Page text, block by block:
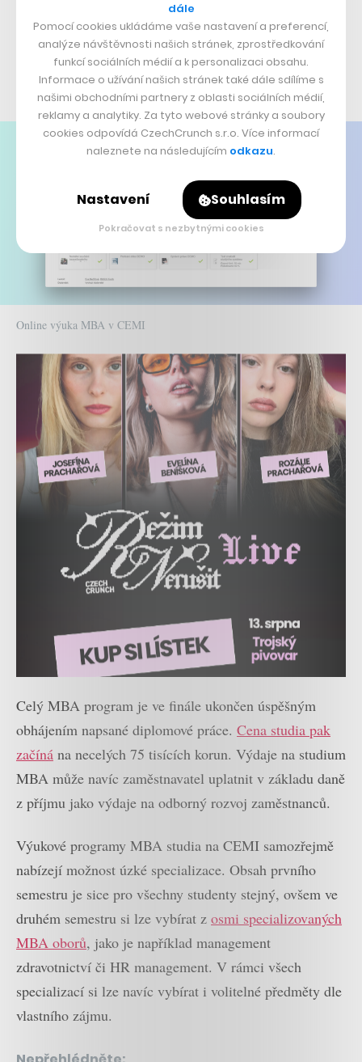
modulů. A to v rámci e-learningového prostředí
systému iTutor, který se pro studenta stává jakousi
online školní budovou, kam dochází, aby splnil veškeré
studijní povinnosti.
Online výuka MBA v CEMI
Celý MBA program je ve finále ukončen úspěšným
obhájením napsané diplomové práce. Cena studia pak
začíná na necelých 75 tisících korun. Výdaje na studium
MBA může navíc zaměstnavatel uplatnit v základu daně
z příjmu jako výdaje na odborný rozvoj zaměstnanců.
Výukové programy MBA studia na CEMI samozřejmě
nabízejí možnost úzké specializace. Obsah prvního
semestru je sice pro všechny studenty stejný, ovšem ve
druhém semestru si lze vybírat z osmi specializovaných
MBA oborů, jako je například management
zdravotnictví či HR management. V rámci všech
specializací si lze navíc vybírat i volitelné předměty dle
vlastního zájmu.
dále
Pomocí cookies ukládáme vaše nastavení a preferencí,
analýze návštěvnosti našich stránek, zprostředkování
funkcí sociálních médií a k personalizaci obsahu.
Informace o užívání našich stránek také dále sdílíme s
našimi obchodními partnery z oblasti sociálních médií,
reklamy a analytiky. Za tyto webové stránky a soubory
cookies odpovídá CzechCrunch s.r.o. Více informací
naleznete na následujícím odkazu.
Nastavení Souhlasím
Pokračovat s nezbytnými cookies